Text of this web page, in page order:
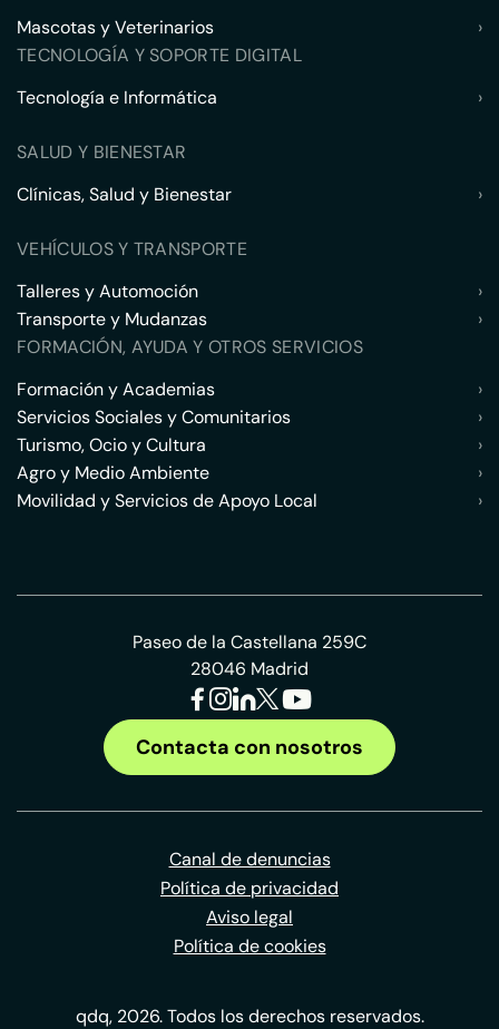
Mascotas y Veterinarios
›
TECNOLOGÍA Y SOPORTE DIGITAL
Tecnología e Informática
›
SALUD Y BIENESTAR
Clínicas, Salud y Bienestar
›
VEHÍCULOS Y TRANSPORTE
Talleres y Automoción
›
Transporte y Mudanzas
›
FORMACIÓN, AYUDA Y OTROS SERVICIOS
Formación y Academias
›
Servicios Sociales y Comunitarios
›
Turismo, Ocio y Cultura
›
Agro y Medio Ambiente
›
Movilidad y Servicios de Apoyo Local
›
Paseo de la Castellana 259C
28046 Madrid
Contacta con nosotros
Canal de denuncias
Política de privacidad
Aviso legal
Política de cookies
qdq, 2026. Todos los derechos reservados.